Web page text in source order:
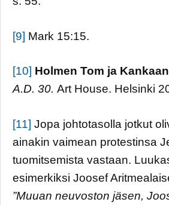
[9] Mark 15:15.
[10] Holmen Tom ja
A.D. 30. Art House. Helsinki
[11] Jopa johtotasolla jotkut
ainakin vaimean protestinsa
tuomitsemista vastaan.
esimerkiksi Joosef
”Muuan neuvoston jäsen,